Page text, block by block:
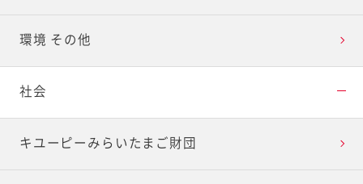
環境 その他
社会
キユーピーみらいたまご財団